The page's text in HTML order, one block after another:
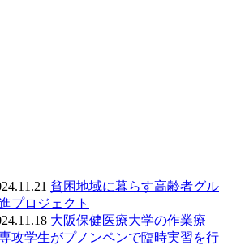
貧困地域に暮らす高齢者グル
プロジェクト
大阪保健医療大学の作業療
攻学生がプノンペンで臨時実習を行